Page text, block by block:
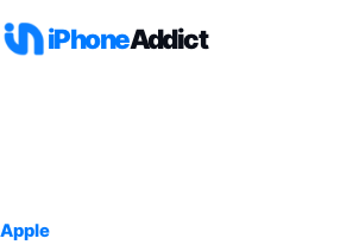
iPhoneAddict
Apple